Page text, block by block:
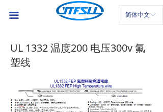
끀
首页
产品中心
联系我们
ꀅ
简体中文
UL 1332 温度200 电压300v 氟
塑线